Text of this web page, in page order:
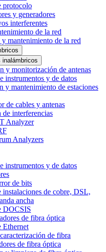
protocolo
y generadores
interferentes
de la red
mantenimiento de la red
inalámbricos
y monitorización de antenas
instrumentos y de datos
y mantenimiento de estaciones
de cables y antenas
de interferencias
Analyzer
Analyzers
instrumentos y de datos
de bits
instalaciones de cobre, DSL,
ancha
DOCSIS
de fibra óptica
Ethernet
de fibra
de fibra óptica